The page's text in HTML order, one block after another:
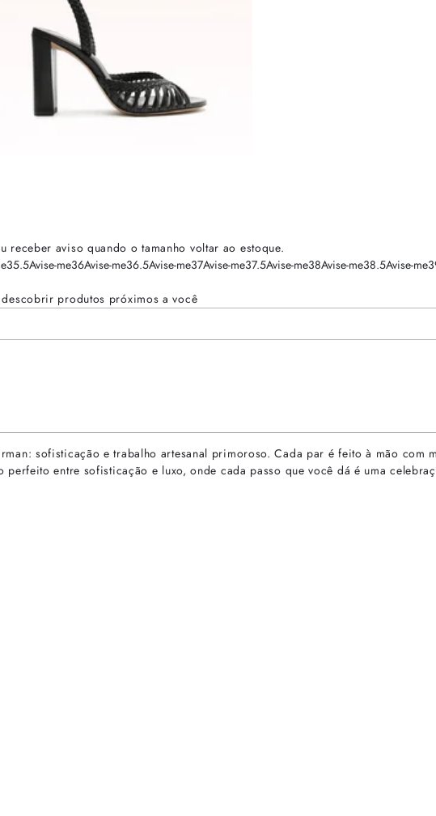
aviso quando o tamanho voltar ao estoque.
35.5Avise-me36Avise-me36.5Avise-me37Avise-me37.5Avise-me38Avise-me38.5Avise-me
produtos próximos a você
sofisticação e trabalho artesanal primoroso. Cada par é feito à mão
entre sofisticação e luxo, onde cada passo que você dá é uma